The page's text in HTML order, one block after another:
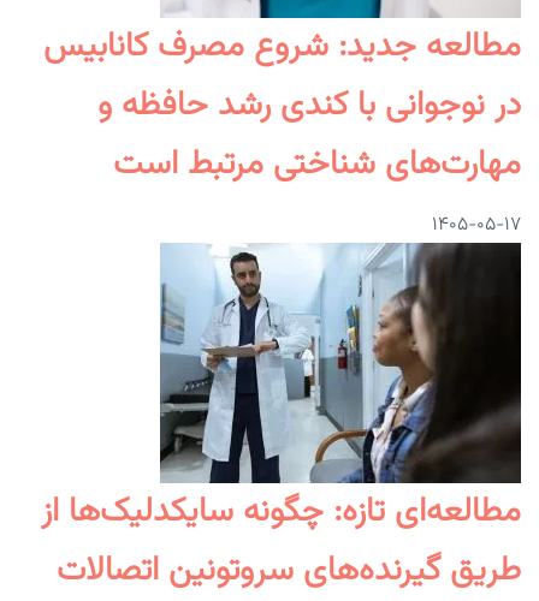
مطالعه جدید: شروع مصرف کانابیس
در نوجوانی با کندی رشد حافظه و
مهارت‌های شناختی مرتبط است
۱۴۰۵-۰۵-۱۷
مطالعه‌ای تازه: چگونه سایکدلیک‌ها از
طریق گیرنده‌های سروتونین اتصالات